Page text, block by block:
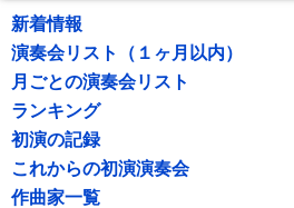
新着情報
演奏会リスト（１ヶ月以内）
月ごとの演奏会リスト
ランキング
初演の記録
これからの初演演奏会
作曲家一覧